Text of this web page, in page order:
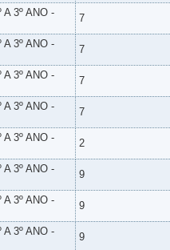
3º ANO -
7
3º ANO -
7
3º ANO -
7
3º ANO -
7
3º ANO -
2
3º ANO -
9
3º ANO -
9
3º ANO -
9